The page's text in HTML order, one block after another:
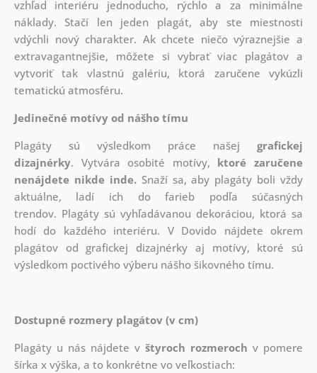
vzhľad interiéru jednoducho, rýchlo a za minimálne
náklady. Stačí len jeden plagát, aby ste miestnosti
vdýchli nový charakter. Ak chcete niečo výraznejšie a
extravagantnejšie, môžete si vybrať viac plagátov a
vytvoriť tak vlastnú galériu, ktorá zaručene vykúzli
tematickú atmosféru.
Jedinečné motívy od nášho tímu
Plagáty sú výsledkom práce našejgrafickej
dizajnérky. Vytvára osobité motívy, ktoré zaručene
nenájdete nikde inde.Snaží sa, aby plagáty boli vždy
aktuálne, ladí ich do farieb podľa súčasných
trendov. Plagáty sú vyhľadávanou dekoráciou, ktorá sa
hodí do každého interiéru. V Dovido nájdete okrem
plagátov od grafickej dizajnérky aj motívy, ktoré sú
výsledkom poctivého výberu nášho šikovného tímu.
Dostupné rozmery plagátov (v cm)
Plagáty u nás nájdete vštyroch rozmeroch v pomere
šírka x výška, a to konkrétne vo veľkostiach: